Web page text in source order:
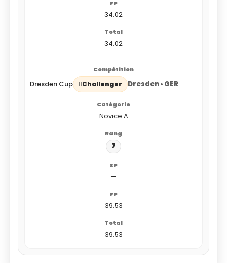
34.02
34.02
Dresden Cup Challenger Dresden • GER
Novice A
7
—
39.53
39.53